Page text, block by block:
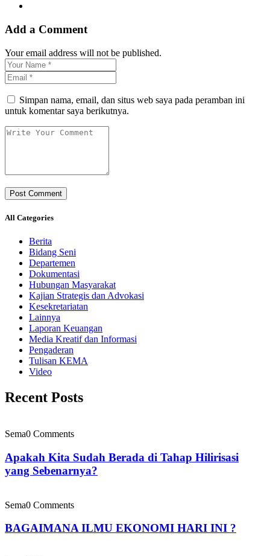
Add a Comment
Your email address will not be published.
Simpan nama, email, dan situs web saya pada peramban ini
untuk komentar saya berikutnya.
All Categories
Berita
Bidang Seni
Departemen
Dokumentasi
Hubungan Masyarakat
Kajian Strategis dan Advokasi
Kesekretariatan
Lainnya
Laporan Keuangan
Media Kreatif dan Informasi
Pengaderan
Tulisan KEMA
Video
Recent Posts
Sema0 Comments
Apakah Kita Sudah Berada di Tahap Hilirisasi
yang Sebenarnya?
Sema0 Comments
BAGAIMANA ILMU EKONOMI HARI INI ?